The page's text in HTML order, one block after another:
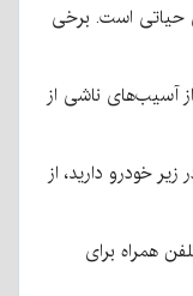
حیاتی است. برخی
آسیب‌های ناشی از
زیر خودرو دارید، از
همراه برای